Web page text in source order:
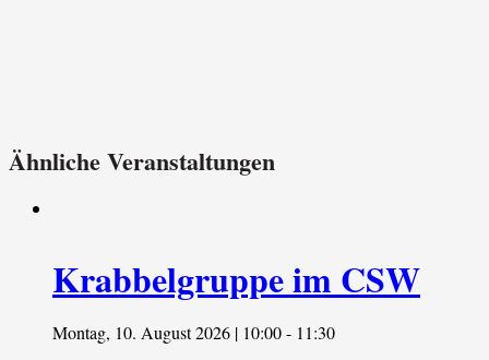
Ähnliche Veranstaltungen
Krabbelgruppe im CSW
Montag, 10. August 2026 | 10:00- 11:30